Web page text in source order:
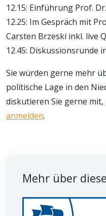
12.15: Einführung Prof.
12.25: Im Gespräch mit
Carsten Brzeski inkl. live
12.45: Diskussionsrunde
Sie würden gerne mehr
politische Lage in den
diskutieren Sie gerne mit,
anmelden.
Mehr über